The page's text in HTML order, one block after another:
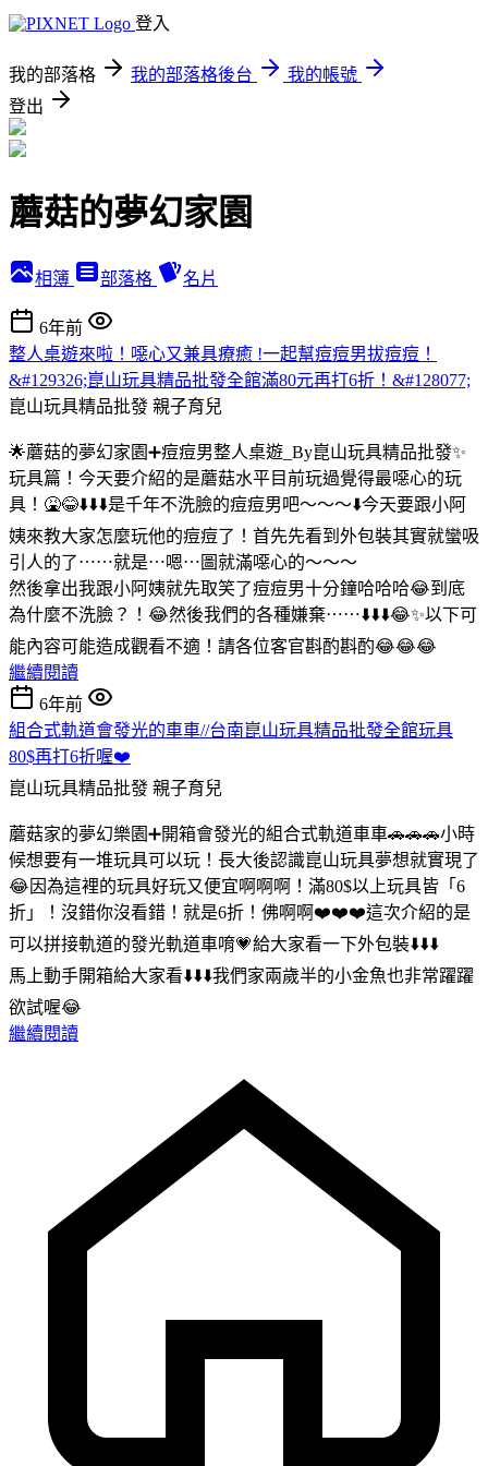
登入
我的部落格 我的部落格後台
我的帳號
登出
蘑菇的夢幻家園
相簿 部落格 名片
6年前
整人桌遊來啦！噁心又兼具療癒 !一起幫痘痘男拔痘痘！
&#129326;崑山玩具精品批發全館滿80元再打6折！&#128077;
崑山玩具精品批發 親子育兒
🌟蘑菇的夢幻家園➕痘痘男整人桌遊_By崑山玩具精品批發✨
玩具篇！今天要介紹的是蘑菇水平目前玩過覺得最噁心的玩
具！🤮😂⬇️⬇️⬇️是千年不洗臉的痘痘男吧～～～⬇️今天要跟小阿
姨來教大家怎麼玩他的痘痘了！首先先看到外包裝其實就蠻吸
引人的了⋯⋯就是⋯嗯⋯圖就滿噁心的～～～
然後拿出我跟小阿姨就先取笑了痘痘男十分鐘哈哈哈😂到底
為什麼不洗臉？！😂然後我們的各種嫌棄⋯⋯⬇️⬇️⬇️😂✨以下可
能內容可能造成觀看不適！請各位客官斟酌斟酌😂😂😂
繼續閱讀
6年前
組合式軌道會發光的車車//台南崑山玩具精品批發全館玩具
80$再打6折喔❤️
崑山玩具精品批發 親子育兒
蘑菇家的夢幻樂園➕開箱會發光的組合式軌道車車🚗🚗🚗小時
候想要有一堆玩具可以玩！長大後認識崑山玩具夢想就實現了
😂因為這裡的玩具好玩又便宜啊啊啊！滿80$以上玩具皆「6
折」！沒錯你沒看錯！就是6折！佛啊啊❤️❤️❤️這次介紹的是
可以拼接軌道的發光軌道車唷💗給大家看一下外包裝⬇️⬇️⬇️
馬上動手開箱給大家看⬇️⬇️⬇️我們家兩歲半的小金魚也非常躍躍
欲試喔😂
繼續閱讀